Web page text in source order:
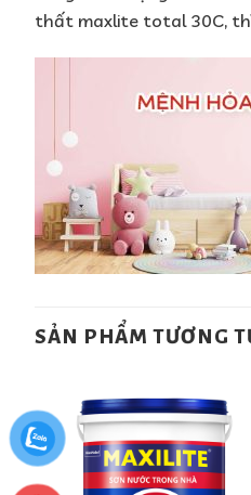
thất maxlite total 30C,
SẢN PHẨM TƯƠNG